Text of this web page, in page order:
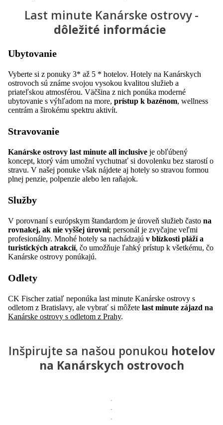
Last minute Kanárske ostrovy -
dôležité informácie
Ubytovanie
Vyberte si z ponuky 3* až 5 * hotelov. Hotely na Kanárskych
ostrovoch sú známe svojou vysokou kvalitou služieb a
priateľskou atmosférou. Väčšina z nich ponúka moderné
ubytovanie s výhľadom na more, prístup k bazénom, wellness
centrám a širokému spektru aktivít.
Stravovanie
Kanárske ostrovy last minute all inclusive je obľúbený
koncept, ktorý vám umožní vychutnať si dovolenku bez starostí o
stravu. V našej ponuke však nájdete aj hotely so stravou formou
plnej penzie, polpenzie alebo len raňajok.
Služby
V porovnaní s európskym štandardom je úroveň služieb často na
rovnakej, ak nie vyššej úrovni; personál je zvyčajne veľmi
profesionálny. Mnohé hotely sa nachádzajú v blízkosti pláží a
turistických atrakcií, čo umožňuje ľahký prístup k všetkému, čo
Kanárske ostrovy ponúkajú.
Odlety
CK Fischer zatiaľ neponúka last minute Kanárske ostrovy s
odletom z Bratislavy, ale vybrať si môžete last minute zájazd na
Kanárske ostrovy s odletom z Prahy.
Inšpirujte sa našou ponukou hotelov
na Kanárskych ostrovoch